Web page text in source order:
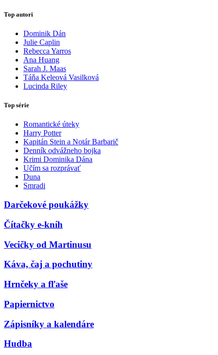
Top autori
Dominik Dán
Julie Caplin
Rebecca Yarros
Ana Huang
Sarah J. Maas
Táňa Keleová Vasilková
Lucinda Riley
Top série
Romantické úteky
Harry Potter
Kapitán Stein a Notár Barbarič
Denník odvážneho bojka
Krimi Dominika Dána
Učím sa rozprávať
Duna
Smradi
Darčekové poukážky
Čítačky e-kníh
Vecičky od Martinusu
Káva, čaj a pochutiny
Hrnčeky a fľaše
Papiernictvo
Zápisníky a kalendáre
Hudba